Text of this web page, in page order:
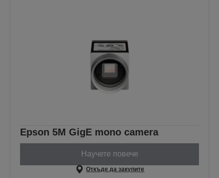
Epson 5M GigE mono camera
Научете повече
Откъде да закупите